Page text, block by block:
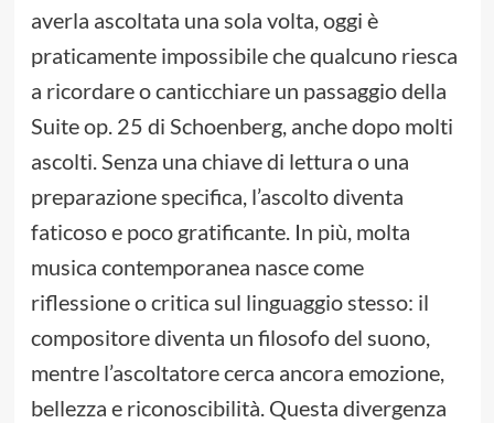
averla ascoltata una sola volta, oggi è
praticamente impossibile che qualcuno riesca
a ricordare o canticchiare un passaggio della
Suite op. 25 di Schoenberg, anche dopo molti
ascolti. Senza una chiave di lettura o una
preparazione specifica, l’ascolto diventa
faticoso e poco gratificante. In più, molta
musica contemporanea nasce come
riflessione o critica sul linguaggio stesso: il
compositore diventa un filosofo del suono,
mentre l’ascoltatore cerca ancora emozione,
bellezza e riconoscibilità. Questa divergenza